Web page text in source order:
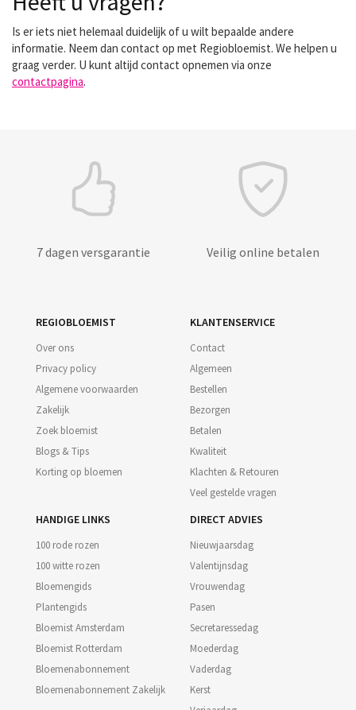
Is er iets niet helemaal duidelijk of u wilt bepaalde andere
informatie. Neem dan contact op met Regiobloemist. We helpen u
graag verder. U kunt altijd contact opnemen via onze
contactpagina.
7 dagen versgarantie Veilig online betalen
REGIOBLOEMIST
Over ons
Privacy policy
Algemene voorwaarden
Zakelijk
Zoek bloemist
Blogs & Tips
Korting op bloemen
KLANTENSERVICE
Contact
Algemeen
Bestellen
Bezorgen
Betalen
Kwaliteit
Klachten & Retouren
Veel gestelde vragen
HANDIGE LINKS
100 rode rozen
100 witte rozen
Bloemengids
Plantengids
Bloemist Amsterdam
Bloemist Rotterdam
Bloemenabonnement
Bloemenabonnement Zakelijk
DIRECT ADVIES
Nieuwjaarsdag
Valentijnsdag
Vrouwendag
Pasen
Secretaressedag
Moederdag
Vaderdag
Kerst